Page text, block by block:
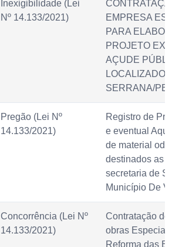
Inexigibilidade (Lei
Nº 14.133/2021)
EMPRESA
PARA
PROJETO
AÇUDE
LOCALIZADO
SERRANA/PB.
Pregão (Lei Nº
14.133/2021)
Registro de
e eventual
de material
destinados as
secretaria de
Município De
Concorrência (Lei Nº
14.133/2021)
Contratação
obras
Reforma das